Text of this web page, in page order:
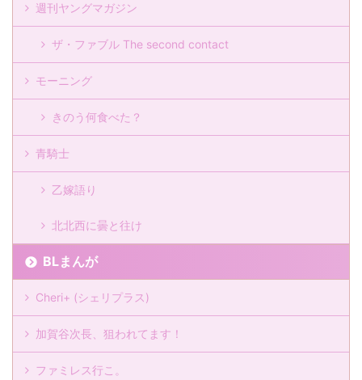
週刊ヤングマガジン
ザ・ファブル The second contact
モーニング
きのう何食べた？
青騎士
乙嫁語り
北北西に曇と往け
BLまんが
Cheri+ (シェリプラス)
加賀谷次長、狙われてます！
ファミレス行こ。